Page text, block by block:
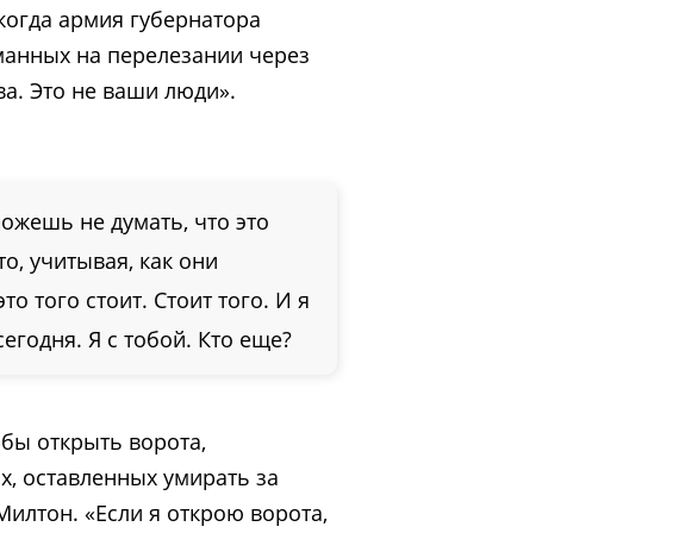
армия губернатора
на перелезании через
Это не ваши люди».
не думать, что это
учитывая, как они
того стоит. Стоит того. И я
Я с тобой. Кто еще?
открыть ворота,
оставленных умирать за
«Если я открою ворота,